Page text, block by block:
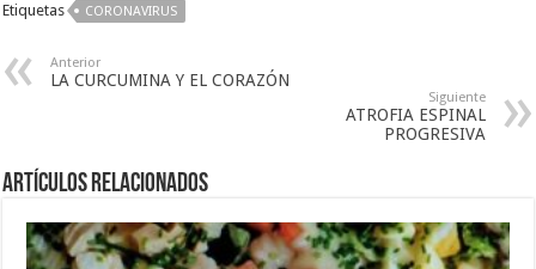
Etiquetas CORONAVIRUS
Anterior
LA CURCUMINA Y EL CORAZÓN
Siguiente
ATROFIA ESPINAL
PROGRESIVA
Artículos Relacionados